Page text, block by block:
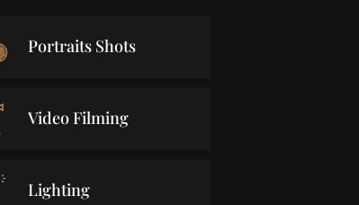
Portraits Shots
Video Filming
Lighting